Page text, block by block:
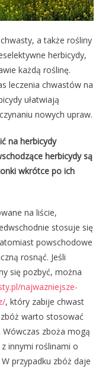
a także rośliny
herbicydy,
każdą roślinę.
leczenia chwastów na
ułatwiają
nowych upraw.
na herbicydy
herbicydy są
wkrótce po ich
na liście,
stosuje się
powschodowe
rosnąć. Jeśli
się pozbyć, można
najwazniejsze-
, który zabije chwast
warto stosować
zboża mogą
innymi roślinami o
przypadku zbóż daje